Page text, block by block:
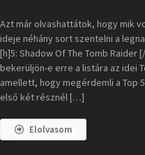
Azt már olvashattátok, hogy mik
ideje néhány sort szentelni a
[h]5: Shadow Of The Tomb
bekerüljön-e erre a listára az idei
amellett, hogy megérdemli a Top
első két résznél […]
Elolvasom